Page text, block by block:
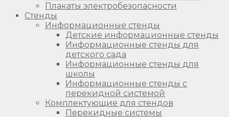
Плакаты электробезопасности
Стенды
Информационные стенды
Детские информационные стенды
Информационные стенды для
детского сада
Информационные стенды для
школы
Информационные стенды с
перекидной системой
Комплектующие для стендов
Перекидные системы